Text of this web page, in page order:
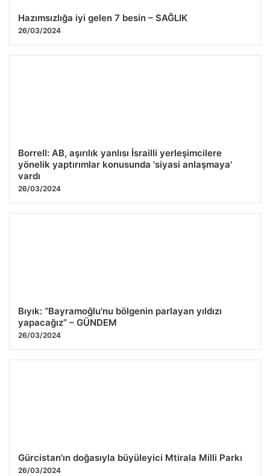
Hazımsızlığa iyi gelen 7 besin – SAĞLIK
26/03/2024
Borrell: AB, aşırılık yanlısı İsrailli yerleşimcilere
yönelik yaptırımlar konusunda 'siyasi anlaşmaya'
vardı
26/03/2024
Bıyık: “Bayramoğlu'nu bölgenin parlayan yıldızı
yapacağız” – GÜNDEM
26/03/2024
Gürcistan'ın doğasıyla büyüleyici Mtirala Milli Parkı
26/03/2024